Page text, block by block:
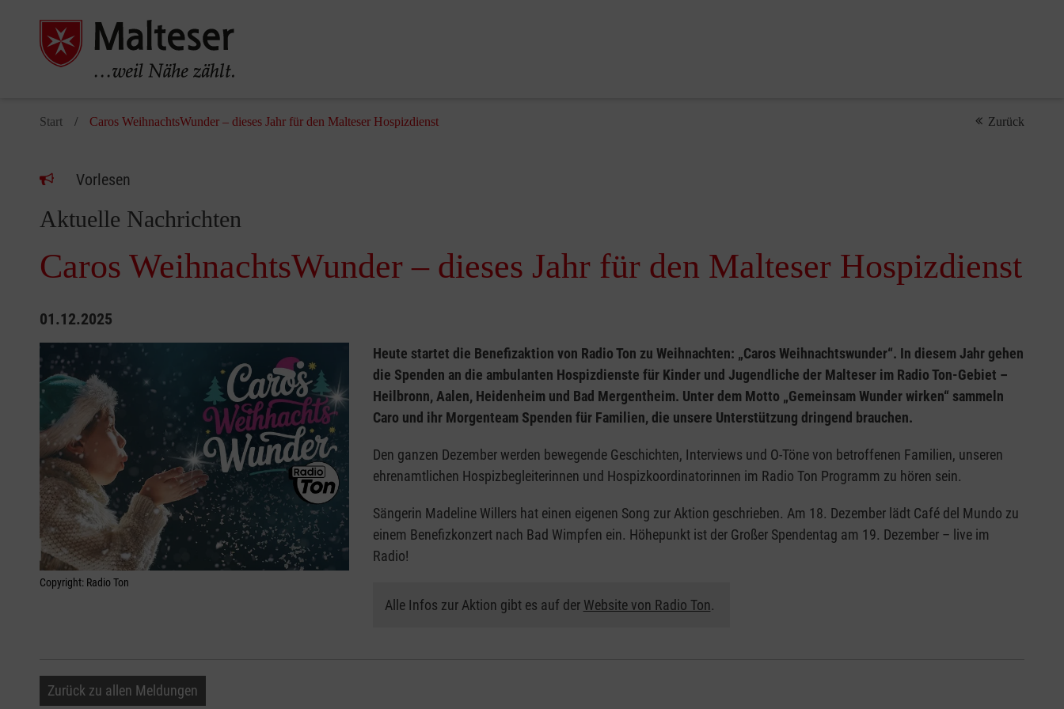
Start Caros WeihnachtsWunder – dieses Jahr für den Malteser Hospizdienst Zurück
Vorlesen
Aktuelle Nachrichten
Caros WeihnachtsWunder – dieses Jahr für den Malteser Hospizdienst
01.12.2025
Copyright: Radio Ton
Heute startet die Benefizaktion von Radio Ton zu Weihnachten: „Caros Weihnachtswunder“. In diesem Jahr gehen
die Spenden an die ambulanten Hospizdienste für Kinder und Jugendliche der Malteser im Radio Ton-Gebiet –
Heilbronn, Aalen, Heidenheim und Bad Mergentheim. Unter dem Motto „Gemeinsam Wunder wirken“ sammeln
Caro und ihr Morgenteam Spenden für Familien, die unsere Unterstützung dringend brauchen.
Den ganzen Dezember werden bewegende Geschichten, Interviews und O-Töne von betroffenen Familien, unseren
ehrenamtlichen Hospizbegleiterinnen und Hospizkoordinatorinnen im Radio Ton Programm zu hören sein.
Sängerin Madeline Willers hat einen eigenen Song zur Aktion geschrieben. Am 18. Dezember lädt Café del Mundo zu
einem Benefizkonzert nach Bad Wimpfen ein. Höhepunkt ist der Großer Spendentag am 19. Dezember – live im
Radio!
Alle Infos zur Aktion gibt es auf der Website von Radio Ton.
Zurück zu allen Meldungen